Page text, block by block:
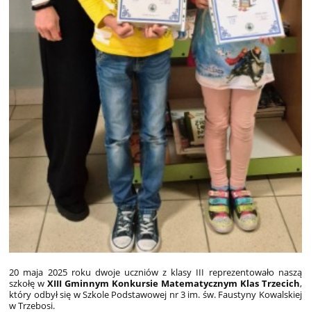
20 maja 2025 roku dwoje uczniów z klasy III reprezentowało naszą
szkołę wXIII Gminnym Konkursie Matematycznym Klas Trzecich,
który odbył się w Szkole Podstawowej nr 3 im. św. Faustyny Kowalskiej
w Trzebosi.